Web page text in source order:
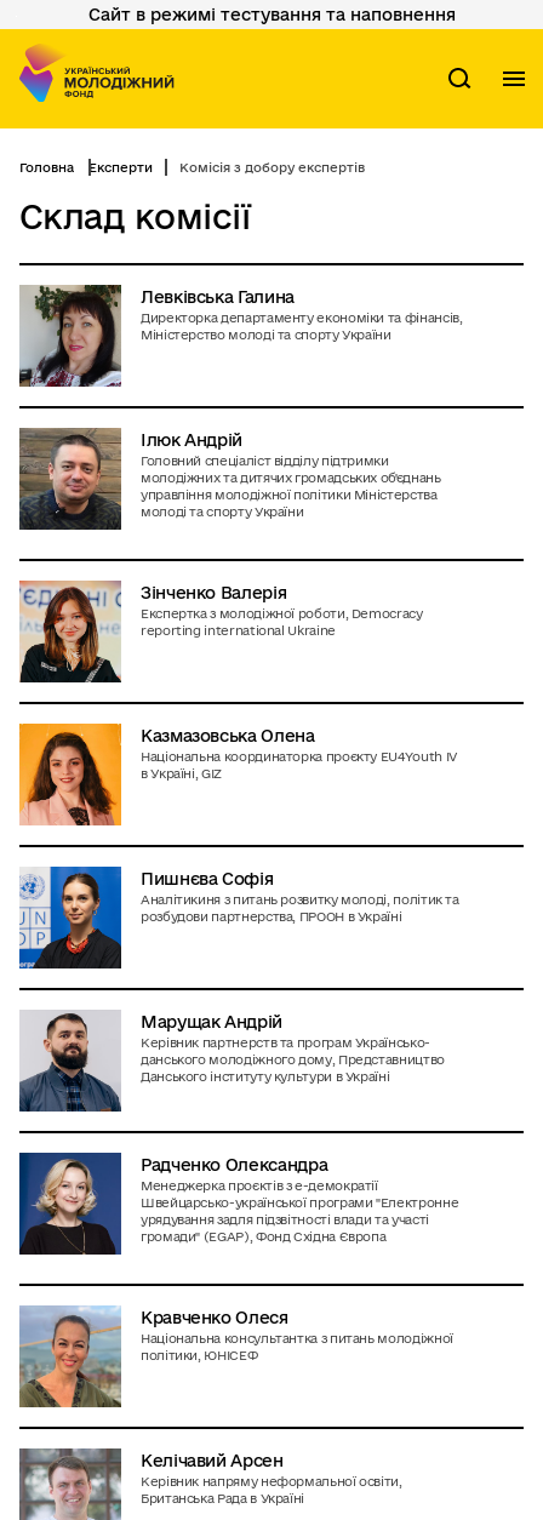
Перейти
до
основного
вмісту
Сайт в режимі тестування та наповнення
Пошук
Головна Експерти Комісія з добору експертів
Склад комісії
Левківська Галина
Директорка департаменту економіки та фінансів,
Міністерство молоді та спорту України
Ілюк Андрій
Головний спеціаліст відділу підтримки
молодіжних та дитячих громадських об'єднань
управління молодіжної політики Міністерства
молоді та спорту України
Зінченко Валерія
Експертка з молодіжної роботи, Democracy
reporting international Ukraine
Казмазовська Олена
Національна координаторка проєкту EU4Youth IV
в Україні, GIZ
Пишнєва Софія
Аналітикиня з питань розвитку молоді, політик та
розбудови партнерства, ПРООН в Україні
Марущак Андрій
Керівник партнерств та програм Українсько-
данського молодіжного дому, Представництво
Данського інституту культури в Україні
Радченко Олександра
Менеджерка проєктів з е-демократії
Швейцарсько-української програми "Електронне
урядування задля підзвітності влади та участі
громади" (EGAP), Фонд Східна Європа
Кравченко Олеся
Національна консультантка з питань молодіжної
політики, ЮНІСЕФ
Келічавий Арсен
Керівник напряму неформальної освіти,
Британська Рада в Україні